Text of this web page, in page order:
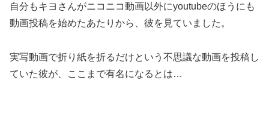
自分もキヨさんがニコニコ動画以外にyoutubeのほうにも
動画投稿を始めたあたりから、彼を見ていました。
実写動画で折り紙を折るだけという不思議な動画を投稿し
ていた彼が、ここまで有名になるとは…